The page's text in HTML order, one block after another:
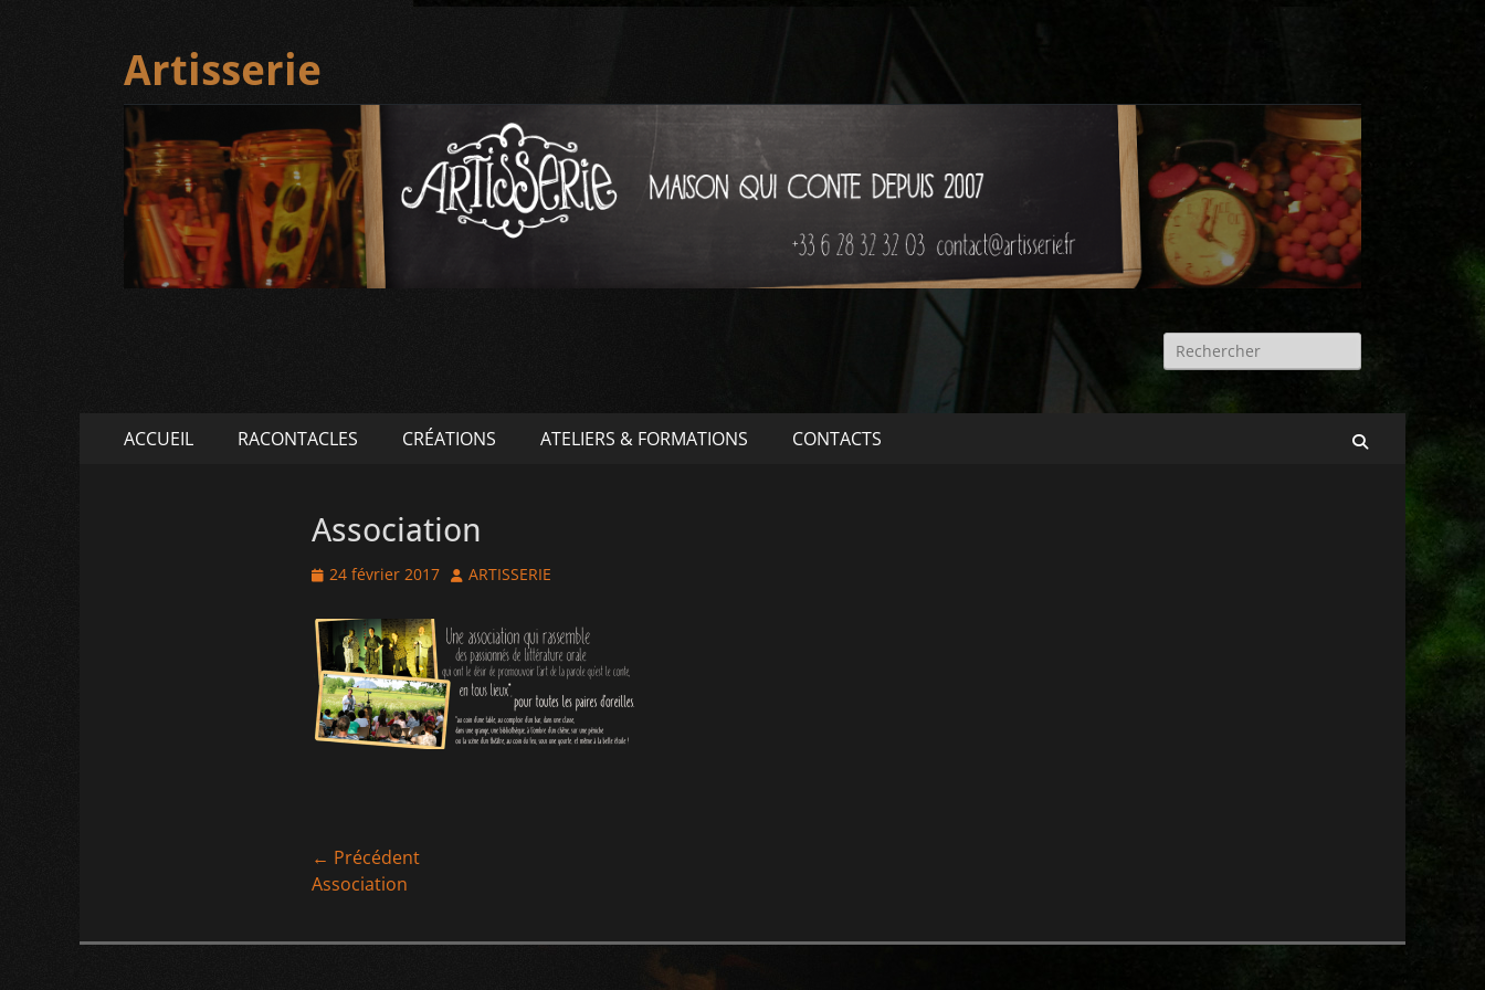
Artisserie
Rechercher :
Menu
ACCUEIL RACONTACLES CRÉATIONS ATELIERS & FORMATIONS CONTACTS
Association
Posted
24 février 2017 Author
ARTISSERIE
Navigation
de
l’article
← Précédent
Article
Association